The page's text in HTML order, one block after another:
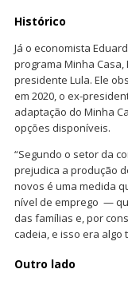
Histórico
Já o economista
programa Minha
presidente Lula. Ele
em 2020, o ex-
adaptação do Minha
opções disponíveis.
“Segundo o setor da
prejudica a produção
novos é uma medida
nível de emprego —
das famílias e, por
cadeia, e isso era algo
Outro lado